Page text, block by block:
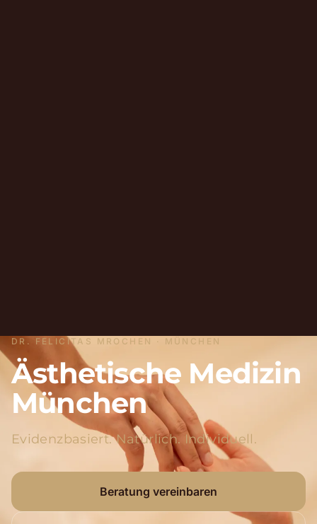
DR. FELICITAS MROCHEN · MÜNCHEN
Ästhetische Medizin
München
Evidenzbasiert. Natürlich. Individuell.
Beratung vereinbaren